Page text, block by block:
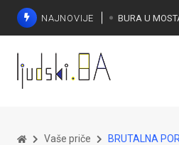
NAJNOVIJE
Vaše priče BRUTALNA